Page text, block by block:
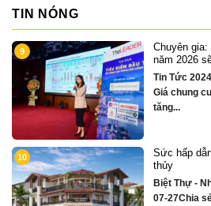
TIN NÓNG
1
2
từ nay đến
chưa từng có
gia:
2026 sẽ
sản hướng
Tức 2024-
bất động